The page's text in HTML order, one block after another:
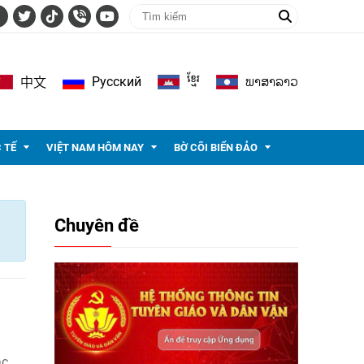
中文 Pусский ខ្មែរ ພາ​ສາ​ລາວ
TẾ VIỆT NAM HÔM NAY BỜ CÕI BIỂN ĐẢO
Chuyên đề